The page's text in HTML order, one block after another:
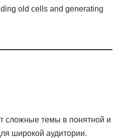
old cells and generating
сложные темы в понятной и
широкой аудитории.